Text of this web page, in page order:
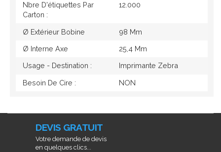
Nbre D'étiquettes Par
Carton :
12.000
Ø Extérieur Bobine 98 Mm
Ø Interne Axe 25,4 Mm
Usage - Destination : Imprimante Zebra
Besoin De Cire : NON
DEVIS GRATUIT
Votre demande de devis
en quelques clics...